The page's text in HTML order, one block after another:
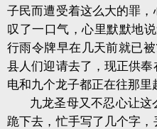
子民而遭受着这么大的罪
叹了一口气，心里默默地
行雨令牌早在几天前就已
县人们迎请去了，现正供
电和九个龙子都正在往那里
九龙圣母又不忍心让
跪下去，忙手写了几个字，